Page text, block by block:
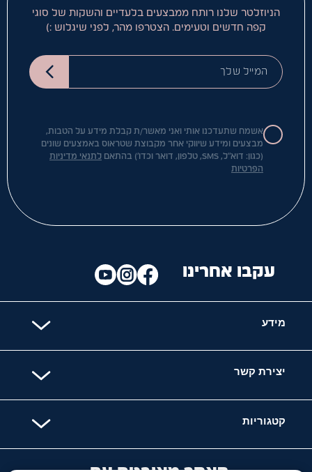
הניוזלטר שלנו רותח ממבצעים בלעדיים והשקות של סוגי
קפה חדשים וטעימים. הצטרפו מהר, לפני שיגלוש :)
המייל שלך
אשמח שתעדכנו אותי ואני מאשר/ת קבלת מידע על הטבות,
מבצעים ומידע שיווקי אחר מקבוצת שטראוס באמצעים שונים
(כגון: דוא"ל, SMS, טלפון, דואר וכדו') בהתאם
לתנאי מדיניות
הפרטיות
מידע
יצירת קשר
קטגוריות
עקבו אחרינו